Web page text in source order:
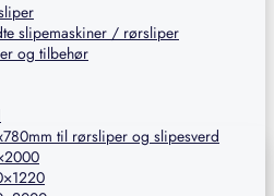
slipemaskiner / rørsliper
og tilbehør
til rørsliper og slipesverd